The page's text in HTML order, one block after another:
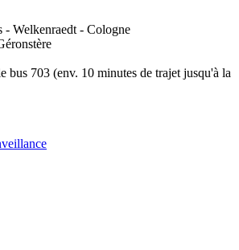
Welkenraedt - Cologne
bus 703 (env. 10 minutes de trajet jusqu'à la